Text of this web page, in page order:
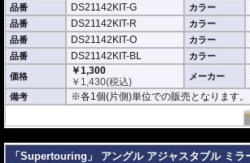
品番 DS21142KIT-G カラー
品番 DS21142KIT-R カラー
品番 DS21142KIT-O カラー
品番 DS21142KIT-BL カラー
価格
￥1,300
￥ 1,430(税込) メーカー
備考 ※各1個(片側)単位での販売となります。
「Supertouring」 アングル アジャスタブル ミラ